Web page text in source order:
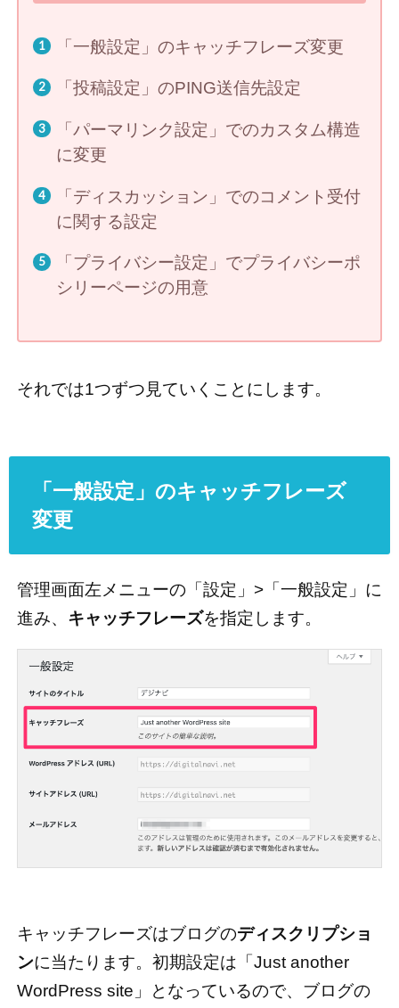
「一般設定」のキャッチフレーズ変更
「投稿設定」のPING送信先設定
「パーマリンク設定」でのカスタム構造
に変更
「ディスカッション」でのコメント受付
に関する設定
「プライバシー設定」でプライバシーポ
シリーページの用意
それでは1つずつ見ていくことにします。
「一般設定」のキャッチフレーズ
変更
管理画面左メニューの「設定」>「一般設定」に
進み、 キャッチフレーズを指定します。
キャッチフレーズはブログのディスクリプショ
ンに当たります。初期設定は「Just another
WordPress site」となっているので、ブログの